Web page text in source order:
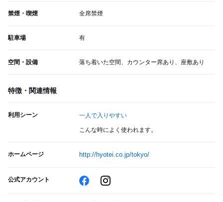
禁煙・喫煙 全席禁煙
駐車場 有
空間・設備 落ち着いた空間、カウンター席あり、座敷あり
特徴・関連情報
利用シーン 一人で入りやすい
こんな時によく使われます。
ホームページ http://hyotei.co.jp/tokyo/
公式アカウント